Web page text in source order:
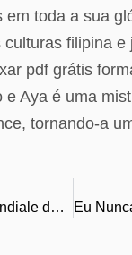
em toda a sua
culturas filipina e
pdf grátis
e Aya é uma
tornando-a
Il sistema mondiale dell’economia moderna. Volume I: L’agricoltura capitalistica e le origini dell’economia-mondo europea nel XVI secolo : Biblioteca